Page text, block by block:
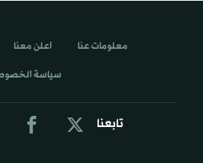
تابعنا
معلومات عنا اعلن معنا
سياسة